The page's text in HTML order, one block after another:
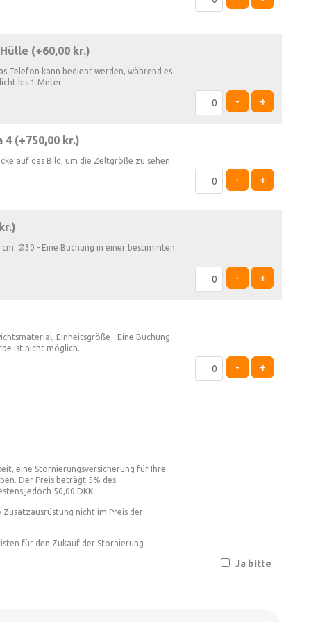
(+60,00 kr.)
Telefon kann bedient werden, während es
bis 1 Meter.
- +
4 (+750,00 kr.)
auf das Bild, um die Zeltgröße zu sehen.
- +
)
Ø30 - Eine Buchung in einer bestimmten
- +
Einheitsgröße - Eine Buchung
ist nicht möglich.
- +
eine Stornierungsversicherung für Ihre
Der Preis beträgt 5% des
jedoch 50,00 DKK.
Zusatzausrüstung nicht im Preis der
für den Zukauf der Stornierung
Ja bitte